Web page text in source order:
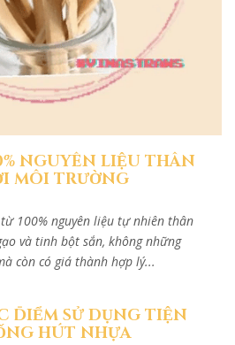
NGUYÊN LIỆU THÂN
MÔI TRƯỜNG
100% nguyên liệu tự nhiên thân
và tinh bột sắn, không những
còn có giá thành hợp lý...
ĐIỂM SỬ DỤNG TIỆN
HÚT NHỰA